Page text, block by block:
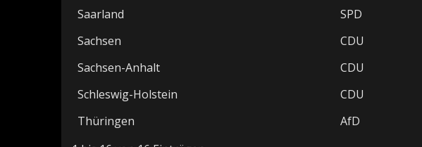
Saarland
SPD
Sachsen
CDU
Sachsen-Anhalt
CDU
Schleswig-Holstein
CDU
Thüringen
AfD